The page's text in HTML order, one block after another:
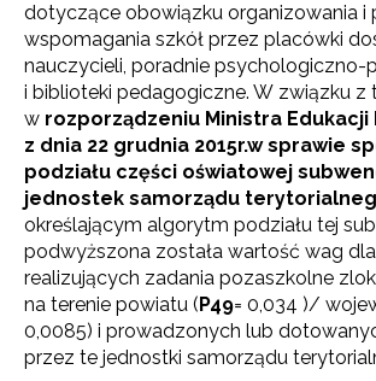
dotyczące obowiązku organizowania i
wspomagania szkół przez placówki
nauczycieli, poradnie psychologiczno-
i biblioteki pedagogiczne. W związku z
w rozporządzeniu Ministra
z dnia 22 grudnia 2015r.w sprawie
podziału części oświatowej
jednostek samorządu
określającym algorytm podziału tej
podwyższona została wartość wag
realizujących zadania pozaszkolne
na terenie powiatu (P49= 0,034 )/
0,0085) i prowadzonych lub
przez te jednostki samorządu